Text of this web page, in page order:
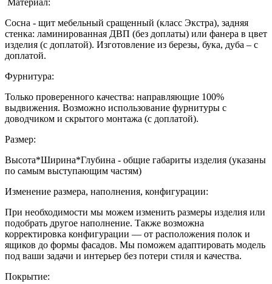
Материал:
Сосна - щит мебельный сращенный (класс Экстра), задняя
стенка: ламинированная ДВП (без доплаты) или фанера в цвет
изделия (с доплатой). Изготовление из березы, бука, дуба – с
доплатой.
Фурнитура:
Только проверенного качества: направляющие 100%
выдвижения. Возможно использование фурнитуры с
доводчиком и скрытого монтажа (с доплатой).
Размер:
Высота*Ширина*Глубина - общие габариты изделия (указаны
по самым выступающим частям)
Изменение размера, наполнения, конфигурации:
При необходимости мы можем изменить размеры изделия или
подобрать другое наполнение. Также возможна
корректировка конфигурации — от расположения полок и
ящиков до формы фасадов. Мы поможем адаптировать модель
под ваши задачи и интерьер без потери стиля и качества.
Покрытие: